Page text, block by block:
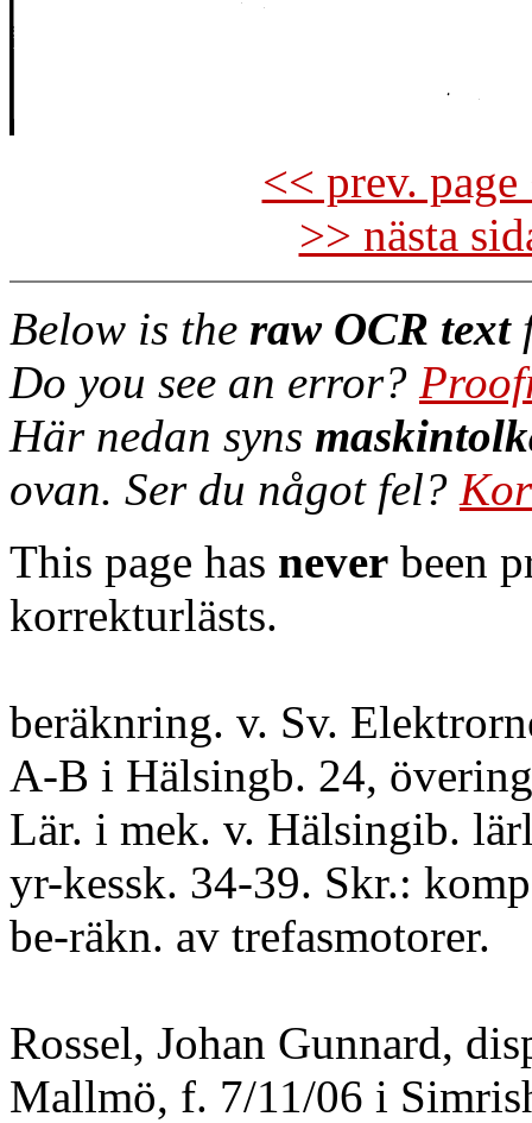
<< prev.
>> nästa
Below is the raw OCR text
Do you see an error?
Här nedan syns
ovan. Ser du något fel?
This page has never been
korrekturlästs.
beräknring. v. Sv.
A-B i Hälsingb. 24,
Lär. i mek. v. Hälsingib.
yr-kessk. 34-39. Skr.:
be-räkn. av trefasmotorer.
Rossel, Johan Gunnard,
Mallmö, f. 7/11/06 i